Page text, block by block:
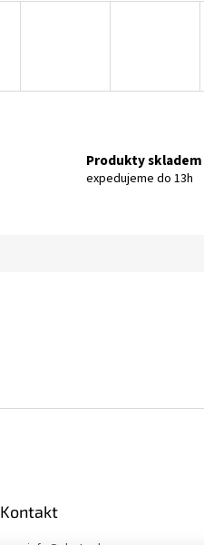
Produkty skladem
expedujeme do 13h
Kontakt